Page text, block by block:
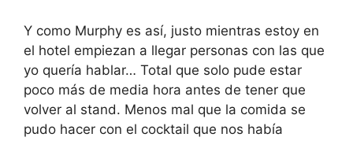
Y como Murphy es así, justo mientras estoy en
el hotel empiezan a llegar personas con las que
yo quería hablar… Total que solo pude estar
poco más de media hora antes de tener que
volver al stand. Menos mal que la comida se
pudo hacer con el cocktail que nos había